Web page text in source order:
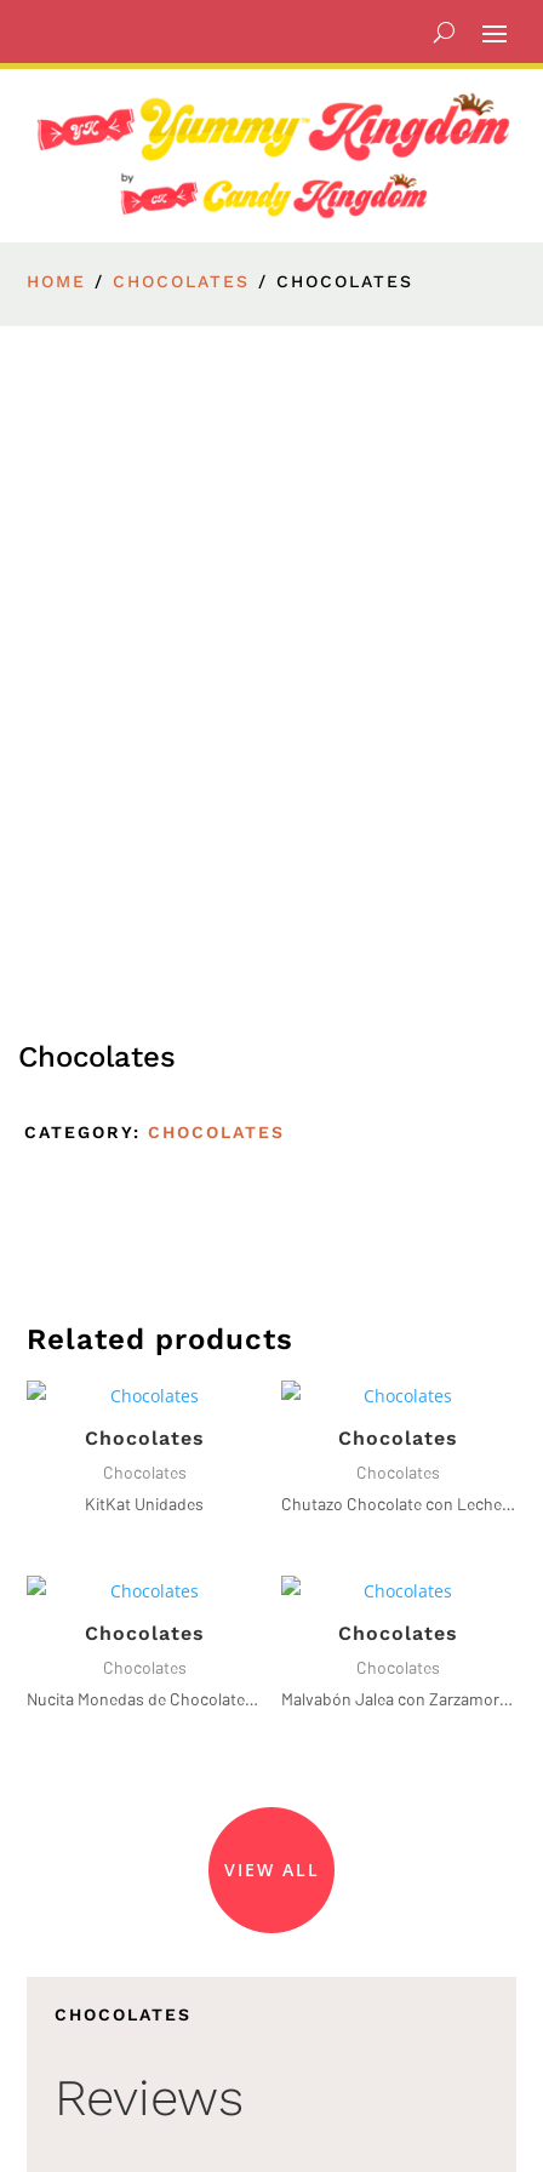
HOME / CHOCOLATES / CHOCOLATES
Chocolates
CATEGORY: CHOCOLATES
Related products
Chocolates
Chocolates
KitKat Unidades
Chocolates
Chocolates
Chutazo Chocolate con Leche Relleno de Rompope
Chocolates
Chocolates
Nucita Monedas de Chocolate (Rojo)
Chocolates
Chocolates
Malvabón Jalea con Zarzamora y Chocolate
VIEW ALL
CHOCOLATES
Reviews